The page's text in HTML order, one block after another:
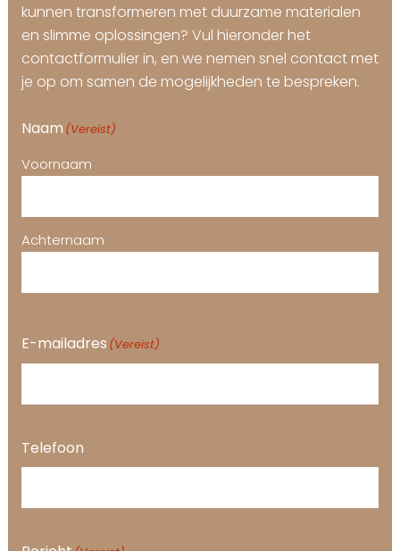
kunnen transformeren met duurzame materialen
en slimme oplossingen? Vul hieronder het
contactformulier in, en we nemen snel contact met
je op om samen de mogelijkheden te bespreken.
Naam (Vereist)
Voornaam
Achternaam
E-mailadres (Vereist)
Telefoon